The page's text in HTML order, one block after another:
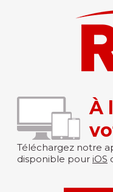
À
Téléchargez notre
disponible pour iOS